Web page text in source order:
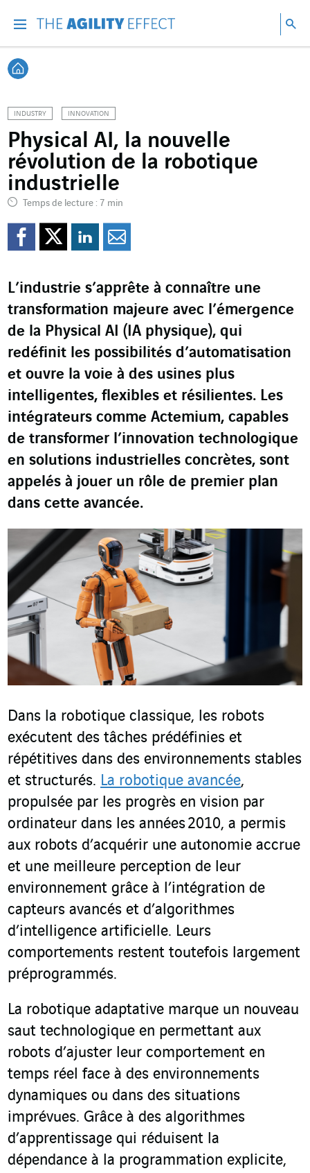
Retour à l'accueil
INDUSTRY INNOVATION
Physical AI, la nouvelle
révolution de la robotique
industrielle
Temps de lecture : 7 min
Partager sur Facebook
Partager sur Twitter
Partager sur
L’industrie s’apprête à connaître une
transformation majeure avec l’émergence
de la Physical AI (IA physique), qui
redéfinit les possibilités d’automatisation
et ouvre la voie à des usines plus
intelligentes, flexibles et résilientes. Les
intégrateurs comme Actemium, capables
de transformer l’innovation technologique
en solutions industrielles concrètes, sont
appelés à jouer un rôle de premier plan
dans cette avancée.
Dans la robotique classique, les robots
exécutent des tâches prédéfinies et
répétitives dans des environnements stables
et structurés. La robotique avancée,
propulsée par les progrès en vision par
ordinateur dans les années 2010, a permis
aux robots d’acquérir une autonomie accrue
et une meilleure perception de leur
environnement grâce à l’intégration de
capteurs avancés et d’algorithmes
d’intelligence artificielle. Leurs
comportements restent toutefois largement
préprogrammés.
La robotique adaptative marque un nouveau
saut technologique en permettant aux
robots d’ajuster leur comportement en
temps réel face à des environnements
dynamiques ou dans des situations
imprévues. Grâce à des algorithmes
d’apprentissage qui réduisent la
dépendance à la programmation explicite,